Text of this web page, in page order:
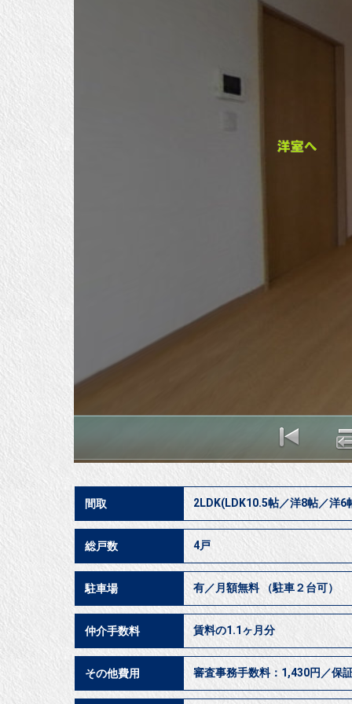
間取 2LDK(LDK10.5帖／洋8帖／洋6
総戸数 4戸
駐車場 有／月額無料 （駐車２台可）
仲介手数料 賃料の1.1ヶ月分
その他費用 審査事務手数料：1,430円／保